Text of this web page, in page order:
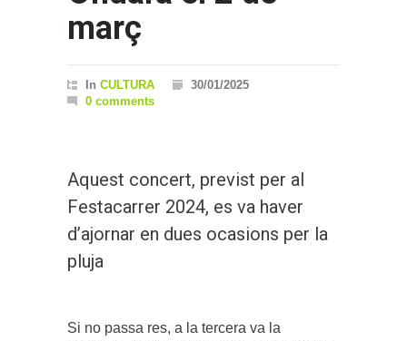
març
In CULTURA
30/01/2025
0 comments
Aquest concert, previst per al
Festacarrer 2024, es va haver
d’ajornar en dues ocasions per la
pluja
Si no passa res, a la tercera va la